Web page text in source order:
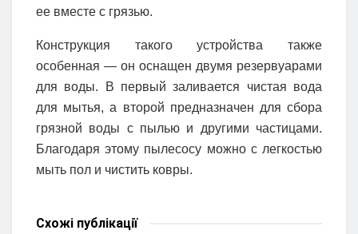
ее вместе с грязью.
Конструкция такого устройства также
особенная — он оснащен двумя резервуарами
для воды. В первый заливается чистая вода
для мытья, а второй предназначен для сбора
грязной воды с пылью и другими частицами.
Благодаря этому пылесосу можно с легкостью
мыть пол и чистить ковры.
Схожі публікації